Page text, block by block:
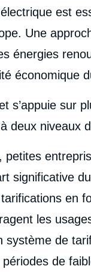
est
Une
énergies
économique
s’appuie sur
deux niveaux
significative
en
les
système de
de